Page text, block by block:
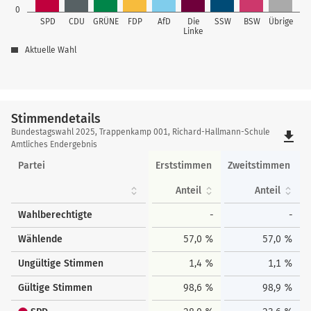
0
SPD CDU GRÜNE FDP AfD
Die
Linke
SSW BSW Übrige
Aktuelle Wahl
Stimmendetails
Stimmendetails
Bundestagswahl 2025, Trappenkamp 001, Richard-Hallmann-Schule
Amtliches Endergebnis
file_download
Partei Erststimmen Zweitstimmen
Anteil Anteil
Wahlberechtigte - -
Wählende 57,0 % 57,0 %
Ungültige Stimmen 1,4 % 1,1 %
Gültige Stimmen 98,6 % 98,9 %